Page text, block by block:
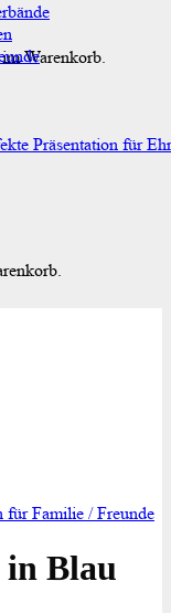
Warenkorb.
Präsentation für
für Familie / Freunde
Blau